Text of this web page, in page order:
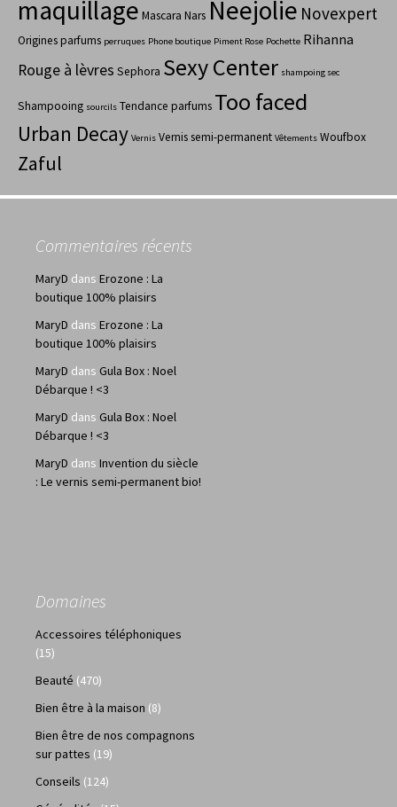
maquillage Mascara Nars Neejolie Novexpert
Origines parfums perruques Phone boutique Piment Rose Pochette Rihanna
Rouge à lèvres Sephora Sexy Center shampoing sec
Shampooing sourcils Tendance parfums Too faced
Urban Decay Vernis Vernis semi-permanent Vêtements Woufbox
Zaful
Commentaires récents
MaryD dans Erozone : La
boutique 100% plaisirs
MaryD dans Erozone : La
boutique 100% plaisirs
MaryD dans Gula Box : Noel
Débarque ! <3
MaryD dans Gula Box : Noel
Débarque ! <3
MaryD dans Invention du siècle
: Le vernis semi-permanent bio!
Domaines
Accessoires téléphoniques
(15)
Beauté (470)
Bien être à la maison (8)
Bien être de nos compagnons
sur pattes (19)
Conseils (124)